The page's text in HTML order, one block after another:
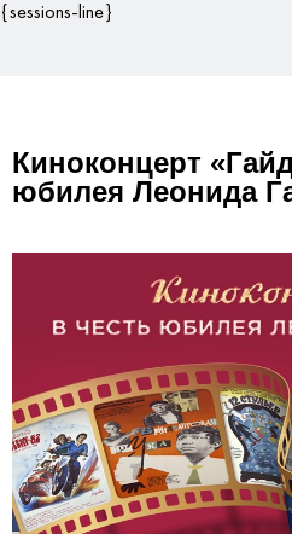
{sessions-line}
Киноконцерт
юбилея Леонида